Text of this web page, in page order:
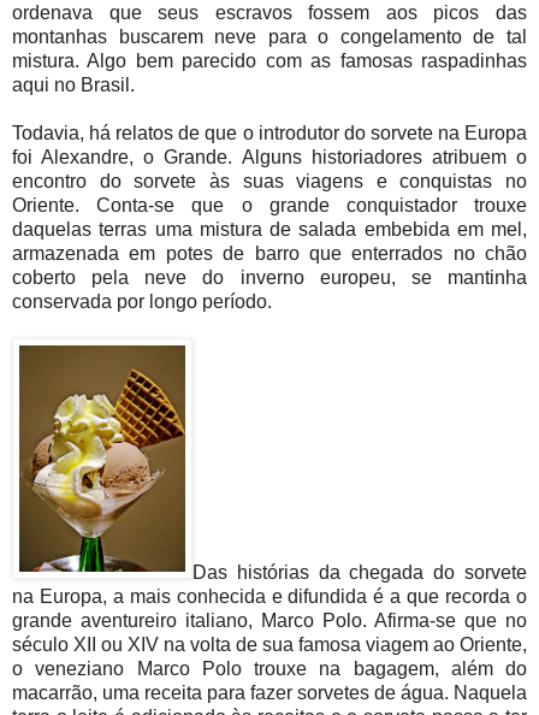
ordenava que seus escravos fossem aos picos das
montanhas buscarem neve para o congelamento de tal
mistura. Algo bem parecido com as famosas raspadinhas
aqui no Brasil.
Todavia, há relatos de que o introdutor do sorvete na Europa
foi Alexandre, o Grande. Alguns historiadores atribuem o
encontro do sorvete às suas viagens e conquistas no
Oriente. Conta-se que o grande conquistador trouxe
daquelas terras uma mistura de salada embebida em mel,
armazenada em potes de barro que enterrados no chão
coberto pela neve do inverno europeu, se mantinha
conservada por longo período.
Das histórias da chegada do sorvete
na Europa, a mais conhecida e difundida é a que recorda o
grande aventureiro italiano, Marco Polo. Afirma-se que no
século XII ou XIV na volta de sua famosa viagem ao Oriente,
o veneziano Marco Polo trouxe na bagagem, além do
macarrão, uma receita para fazer sorvetes de água. Naquela